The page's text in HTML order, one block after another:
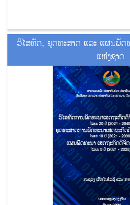
ວິໄສທັດ, ຍຸດທະສາດ ແລະ ແຜນພັດ
ແຫ່ງຊາດ